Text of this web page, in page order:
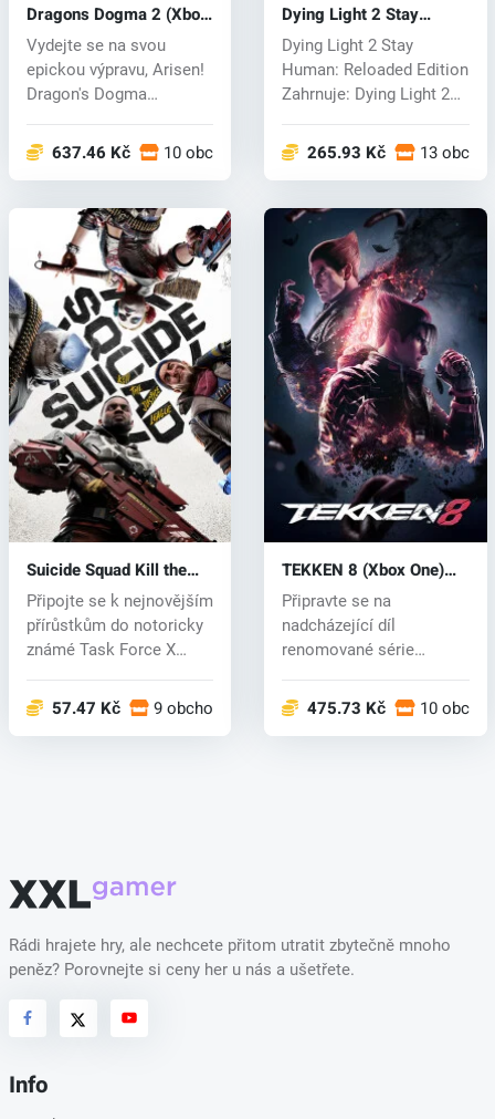
Dragons Dogma 2 (Xbox
One) key
Vydejte se na svou
epickou výpravu, Arisen!
Dragon's Dogma
637.46 Kč 10 obchodech
Dying Light 2 Stay
Human(Xbox) key
Dying Light 2 Stay
Human: Reloaded Edition
Zahrnuje: Dying Light 2
265.93 Kč 13
Suicide Squad Kill the
Justice League (Xbox
One) key
Připojte se k nejnovějším
přírůstkům do notoricky
známé Task Force X
57.47 Kč 9 obchodech
TEKKEN 8 (Xbox One)
key
Připravte se na
nadcházející díl
renomované série
Vi... 475.73 Kč 10
Rádi hrajete hry, ale nechcete přitom utratit zbytečně mnoho
peněz? Porovnejte si ceny her u nás a ušetřete.
Info